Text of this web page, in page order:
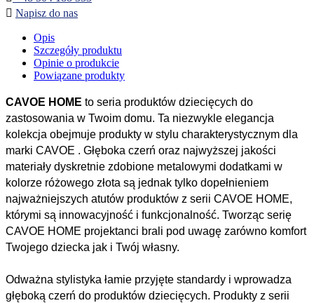
 Napisz do nas
Opis
Szczegóły produktu
Opinie o produkcie
Powiązane produkty
CAVOE HOME to seria produktów dziecięcych do
zastosowania w Twoim domu. Ta niezwykle elegancja
kolekcja obejmuje produkty w stylu charakterystycznym dla
marki CAVOE . Głęboka czerń oraz najwyższej jakości
materiały dyskretnie zdobione metalowymi dodatkami w
kolorze różowego złota są jednak tylko dopełnieniem
najważniejszych atutów produktów z serii CAVOE HOME,
którymi są innowacyjność i funkcjonalność. Tworząc serię
CAVOE HOME projektanci brali pod uwagę zarówno komfort
Twojego dziecka jak i Twój własny.
Odważna stylistyka łamie przyjęte standardy i wprowadza
głęboką czerń do produktów dziecięcych. Produkty z serii